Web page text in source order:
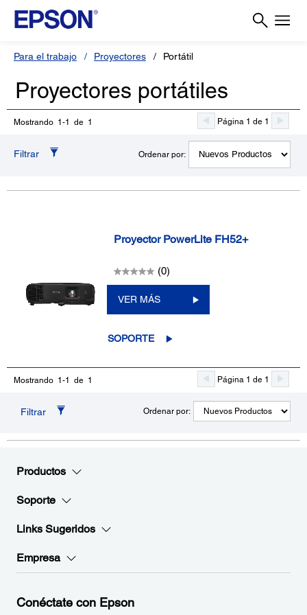
Para el trabajo Proyectores Portátil
Proyectores portátiles
Mostrando 1-1 de 1 Página 1 de 1
Filtrar Ordenar por:
Proyector PowerLite FH52+
(0)
VER MÁS
SOPORTE
Mostrando 1-1 de 1 Página 1 de 1
Filtrar Ordenar por:
Productos
Soporte
Links Sugeridos
Empresa
Conéctate con Epson